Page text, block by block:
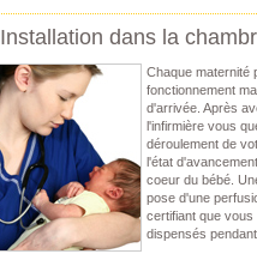
Installation dans la
Chaque maternité
fonctionnement
d'arrivée. Après
l'infirmière vous
déroulement de
l'état
coeur du bébé.
pose d'une
certifiant que
dispensés